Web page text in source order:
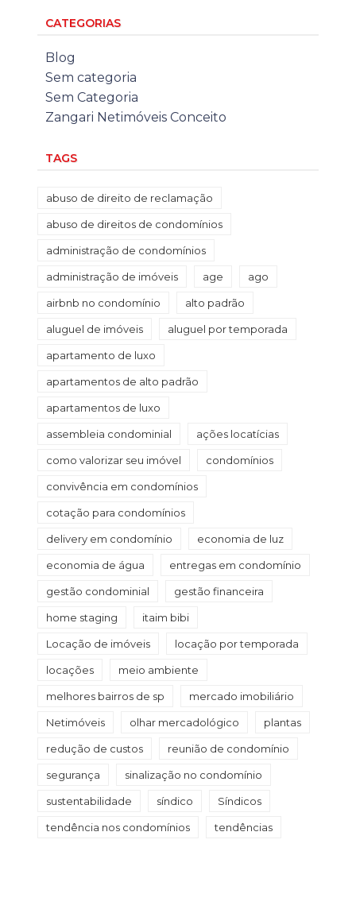
CATEGORIAS
Blog
Sem categoria
Sem Categoria
Zangari Netimóveis Conceito
TAGS
abuso de direito de reclamação
abuso de direitos de condomínios
administração de condomínios
administração de imóveis age ago
airbnb no condomínio alto padrão
aluguel de imóveis aluguel por temporada
apartamento de luxo
apartamentos de alto padrão
apartamentos de luxo
assembleia condominial ações locatícias
como valorizar seu imóvel condomínios
convivência em condomínios
cotação para condomínios
delivery em condomínio economia de luz
economia de água entregas em condomínio
gestão condominial gestão financeira
home staging itaim bibi
Locação de imóveis locação por temporada
locações meio ambiente
melhores bairros de sp mercado imobiliário
Netimóveis olhar mercadológico plantas
redução de custos reunião de condomínio
segurança sinalização no condomínio
sustentabilidade síndico Síndicos
tendência nos condomínios tendências